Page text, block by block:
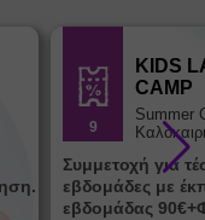
9
KIDS
CAMP
Summer
Συμμετοχή για
εβδομάδες με
εβδομάδας